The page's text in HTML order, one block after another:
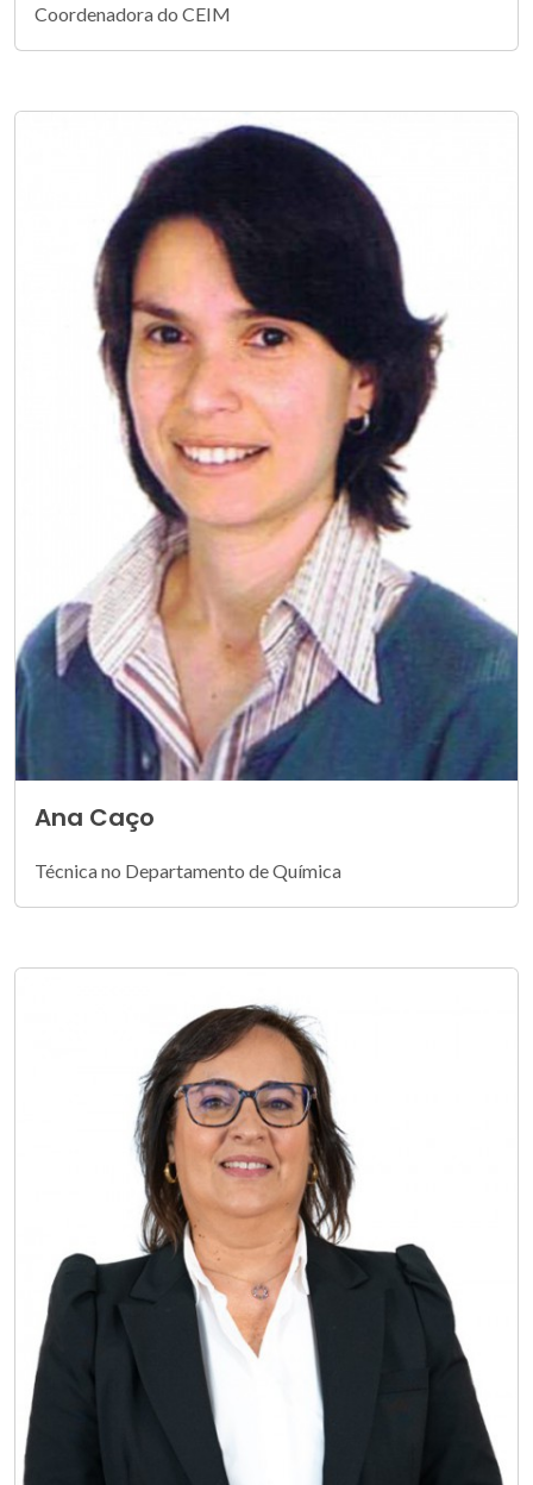
Coordenadora do CEIM
Ana Caço
Técnica no Departamento de Química